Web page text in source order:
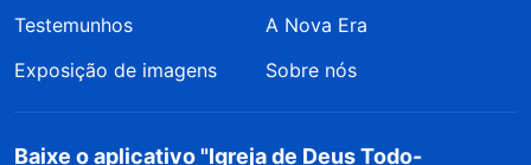
Testemunhos
A Nova Era
Exposição de imagens
Sobre nós
Baixe o aplicativo "Igreja de Deus Todo-